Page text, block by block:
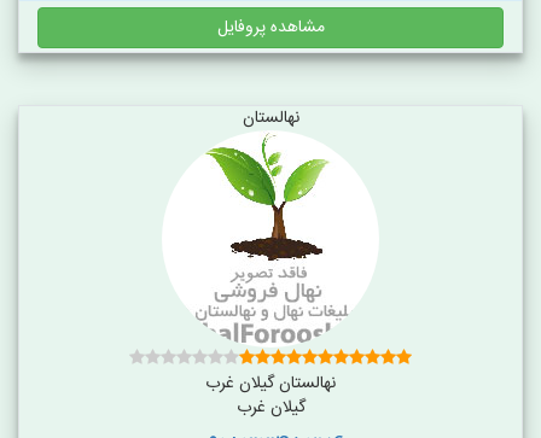
مشاهده پروفایل
نهالستان
نهالستان گیلان غرب
گیلان غرب